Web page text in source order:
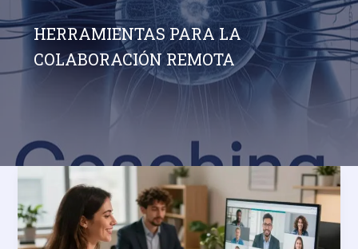
HERRAMIENTAS PARA LA
COLABORACIÓN REMOTA